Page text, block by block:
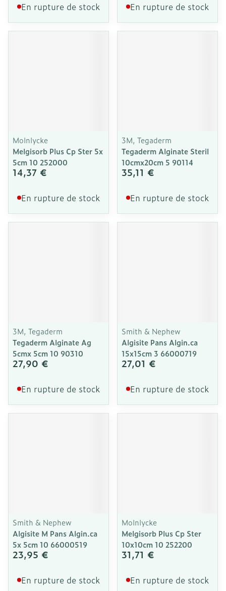
En rupture de stock En rupture de stock
Molnlycke
Melgisorb Plus Cp Ster 5x
5cm 10 252000
14,37 €
En rupture de stock
3M, Tegaderm
Tegaderm Alginate Steril
10cmx20cm 5 90114
35,11 €
En rupture de stock
3M, Tegaderm
Tegaderm Alginate Ag
5cmx 5cm 10 90310
27,90 €
En rupture de stock
Smith & Nephew
Algisite Pans Algin.ca
15x15cm 3 66000719
27,01 €
En rupture de stock
Smith & Nephew
Algisite M Pans Algin.ca
5x 5cm 10 66000519
23,95 €
En rupture de stock
Molnlycke
Melgisorb Plus Cp Ster
10x10cm 10 252200
31,71 €
En rupture de stock